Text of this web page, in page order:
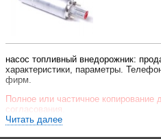
насос топливный внедорожник:
характеристики, параметры.
фирм.
Полное или частичное копирование
согласования.
Читать далее